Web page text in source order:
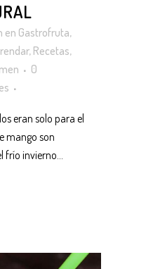
en Gastrofruta,
, Recetas,
0
eran solo para el
mango son
frío invierno...